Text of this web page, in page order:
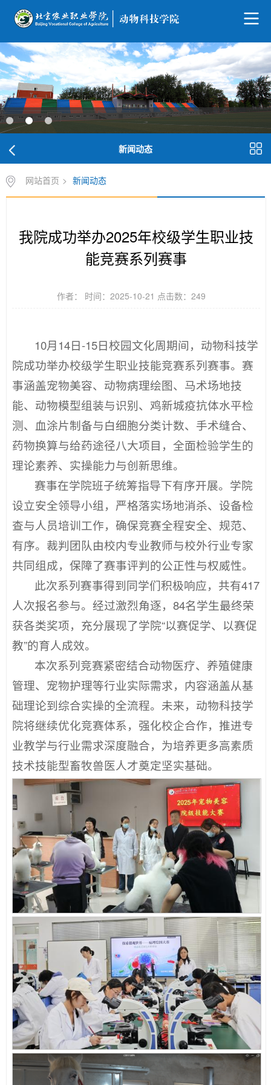
新闻动态
网站首页 > 新闻动态
我院成功举办2025年校级学生职业技
能竞赛系列赛事
作者： 时间：2025-10-21 点击数： 249
10月14日-15日校园文化周期间，动物科技学
院成功举办校级学生职业技能竞赛系列赛事。赛
事涵盖宠物美容、动物病理绘图、马术场地技
能、动物模型组装与识别、鸡新城疫抗体水平检
测、血涂片制备与白细胞分类计数、手术缝合、
药物换算与给药途径八大项目，全面检验学生的
理论素养、实操能力与创新思维。
赛事在学院班子统筹指导下有序开展。学院
设立安全领导小组，严格落实场地消杀、设备检
查与人员培训工作，确保竞赛全程安全、规范、
有序。裁判团队由校内专业教师与校外行业专家
共同组成，保障了赛事评判的公正性与权威性。
此次系列赛事得到同学们积极响应，共有417
人次报名参与。经过激烈角逐，84名学生最终荣
获各类奖项，充分展现了学院“以赛促学、以赛促
教”的育人成效。
本次系列竞赛紧密结合动物医疗、养殖健康
管理、宠物护理等行业实际需求，内容涵盖从基
础理论到综合实操的全流程。未来，动物科技学
院将继续优化竞赛体系，强化校企合作，推进专
业教学与行业需求深度融合，为培养更多高素质
技术技能型畜牧兽医人才奠定坚实基础。